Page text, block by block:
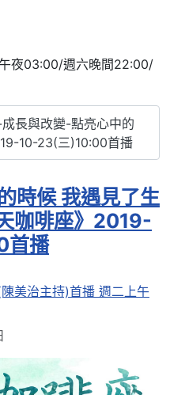
夜03:00/週六晚間22:00/
長與改變-點亮心中的
10-23(三)10:00首播
時候 我遇見了生
咖啡座》2019-
播
陳美治主持)首播 週二上午